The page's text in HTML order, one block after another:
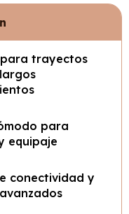
trayectos
para
equipaje
conectividad y